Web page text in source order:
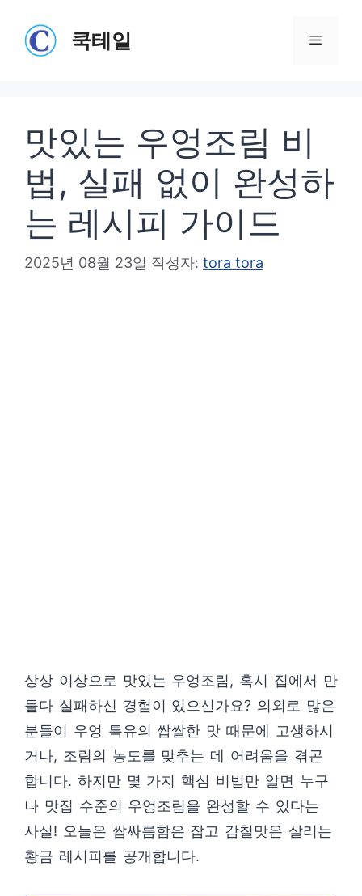
쿡테일 메
맛있는 우엉조림 비
법, 실패 없이 완성하
는 레시피 가이드
2025년 08월 23일 작성자: tora tora
상상 이상으로 맛있는 우엉조림, 혹시 집에서 만
들다 실패하신 경험이 있으신가요? 의외로 많은
분들이 우엉 특유의 쌉쌀한 맛 때문에 고생하시
거나, 조림의 농도를 맞추는 데 어려움을 겪곤
합니다. 하지만 몇 가지 핵심 비법만 알면 누구
나 맛집 수준의 우엉조림을 완성할 수 있다는
사실! 오늘은 쌉싸름함은 잡고 감칠맛은 살리는
황금 레시피를 공개합니다.